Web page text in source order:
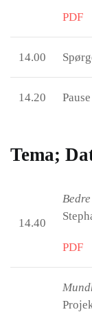
PDF
14.00
14.20 Pause
Tema;
14.40
PDF